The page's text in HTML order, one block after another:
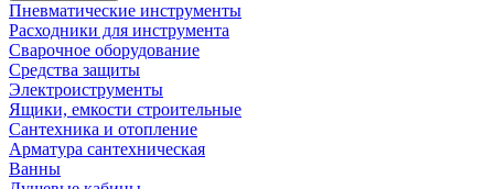
Пневматические инструменты
Расходники для инструмента
Сварочное оборудование
Средства защиты
Электроиструменты
Ящики, емкости строительные
Сантехника и отопление
Арматура сантехническая
Ванны